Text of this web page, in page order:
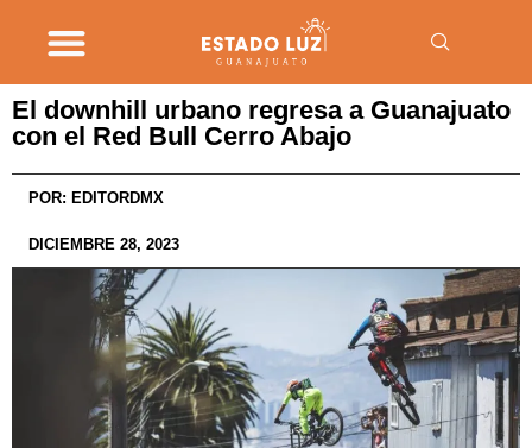
El downhill urbano regresa a Guanajuato
con el Red Bull Cerro Abajo
POR: EDITORDMX
DICIEMBRE 28, 2023